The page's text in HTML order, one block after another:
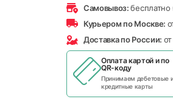
Самовывоз:бесплатно
Курьером по Москве:
Доставка по России:
Оплата картой и по
QR-коду
Принимаем дебетовые
кредитные карты